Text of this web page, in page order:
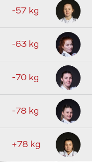
-57 kg
-63 kg
-70 kg
-78 kg
+78 kg